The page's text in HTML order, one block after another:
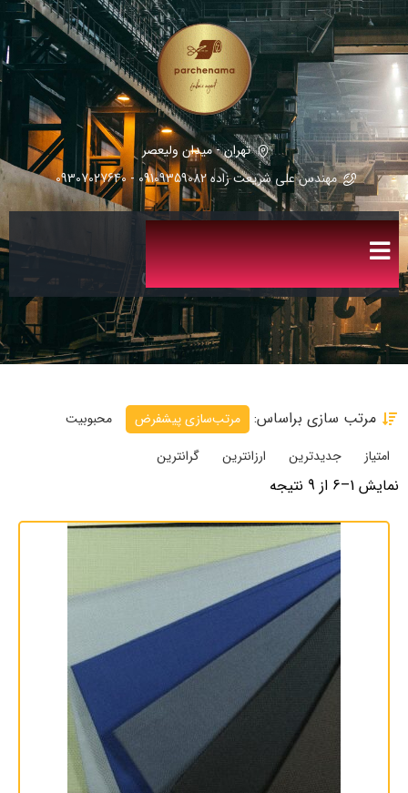
تهران - میدان ولیعصر
مهندس علی شریعت زاده 09109359082 - 09307027640
کالیته مطهری
نمایش 1–6 از 9 نتیجه
مرتب سازی براساس: مرتب‌سازی پیشفرض
محبوبیت
امتیاز
جدیدترین ارزانترین گرانترین